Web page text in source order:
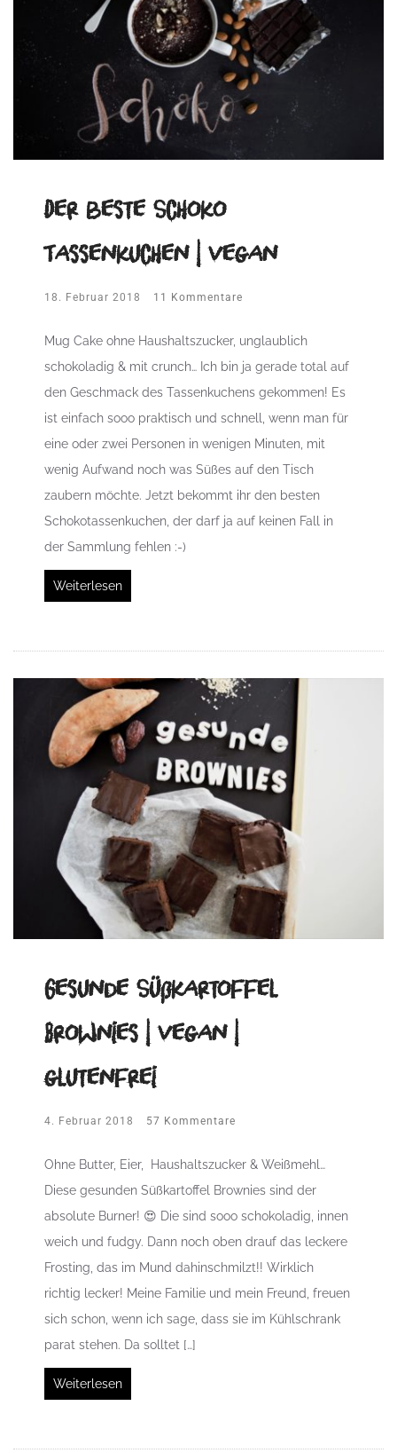
Der beste Schoko
Tassenkuchen | vegan
18. Februar 2018 11 Kommentare
Mug Cake ohne Haushaltszucker, unglaublich
schokoladig & mit crunch… Ich bin ja gerade total auf
den Geschmack des Tassenkuchens gekommen! Es
ist einfach sooo praktisch und schnell, wenn man für
eine oder zwei Personen in wenigen Minuten, mit
wenig Aufwand noch was Süßes auf den Tisch
zaubern möchte. Jetzt bekommt ihr den besten
Schokotassenkuchen, der darf ja auf keinen Fall in
der Sammlung fehlen :-)
Weiterlesen
Gesunde Süßkartoffel
Brownies | vegan |
glutenfrei
4. Februar 2018 57 Kommentare
Ohne Butter, Eier, Haushaltszucker & Weißmehl…
Diese gesunden Süßkartoffel Brownies sind der
absolute Burner! 😍 Die sind sooo schokoladig, innen
weich und fudgy. Dann noch oben drauf das leckere
Frosting, das im Mund dahinschmilzt!! Wirklich
richtig lecker! Meine Familie und mein Freund, freuen
sich schon, wenn ich sage, dass sie im Kühlschrank
parat stehen. Da solltet […]
Weiterlesen